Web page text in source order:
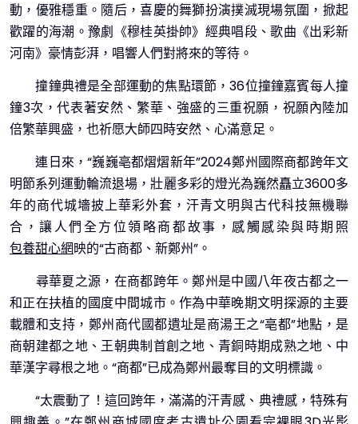
動，優雅穩重。隨后，喜慶的舞獅扮演撲滅現場氛圍，掀起
歡躍的海潮。豫劇《穆桂英掛帥》經典唱段、歌曲《出彩新
河南》豪情彭湃，唱響人們對將來的等待。
撞鐘典禮是全部運動的焦點環節，36位撞鐘嘉賓每人撞
鐘3次，代表著安然、繁華、強盛的三重祝願，祝願內陸加
倍繁華興盛，也祈愿大師四時安然、心滿意足。
連日來，“巍巍亳都熠熠新年”2024鄭州國際商都跨年文
明節系列運動輪流退場，壯麗多彩的燈光為巍然矗立3600多
年的商代城墻披上華彩外套，汗青文明與古代科技無機聯
合，讓人們全方位領略商都故事，感觸感染與時期照
包養甜心網映的“古商都、新鄭州”。
尋華夏之源，在商都跨年。鄭州是中國八年夜古都之一
和正在扶植的國度中間城市。作為中華晚期文明探源的主要
載體和支持，鄭州商代國都遺址是商湯王之“亳都”地點，是
商朝建都之地、王朝典制首創之地、青銅時期成熟之地、中
華漢字尋根之地。“商都”已成為鄭州最奪目的文明標識。
“太震動了！這回跨年，滿滿的汗青感、典禮感，特殊有